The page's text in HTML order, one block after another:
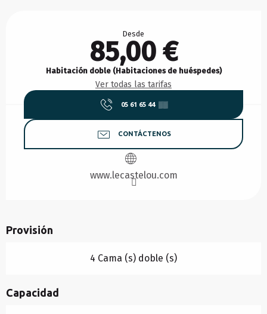
Desde
85,00 €
Habitación doble (Habitaciones de huéspedes)
Ver todas las tarifas
05 61 65 44 ▒▒
CONTÁCTENOS
www.lecastelou.com
Provisión
4 Cama (s) doble (s)
Capacidad